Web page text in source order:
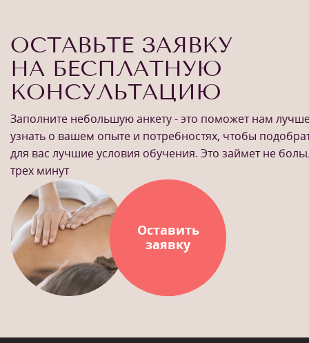
ОСТАВЬТЕ ЗАЯВКУ
НА БЕСПЛАТНУЮ
КОНСУЛЬТАЦИЮ
Заполните небольшую анкету - это поможет нам
узнать о вашем опыте и потребностях, чтобы
для вас лучшие условия обучения. Это займет не
трех минут
Оставить
заявку